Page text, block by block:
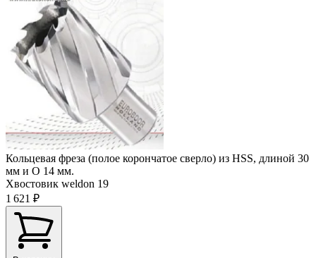
Кольцевая фреза (полое корончатое сверло) из HSS, длиной 30
мм и O 14 мм.
Хвостовик weldon 19
1 621 ₽